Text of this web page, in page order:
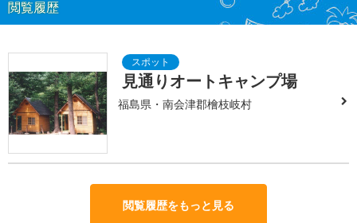
閲覧履歴
見通りオートキャンプ場
福島県・南会津郡檜枝岐村
閲覧履歴をもっと見る